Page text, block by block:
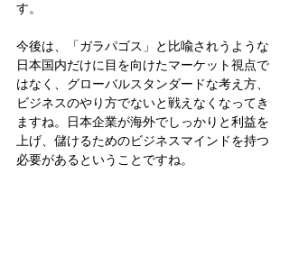
す。
今後は、「ガラパゴス」と比喩されうような
日本国内だけに目を向けたマーケット視点で
はなく、グローバルスタンダードな考え方、
ビジネスのやり方でないと戦えなくなってき
ますね。日本企業が海外でしっかりと利益を
上げ、儲けるためのビジネスマインドを持つ
必要があるということですね。